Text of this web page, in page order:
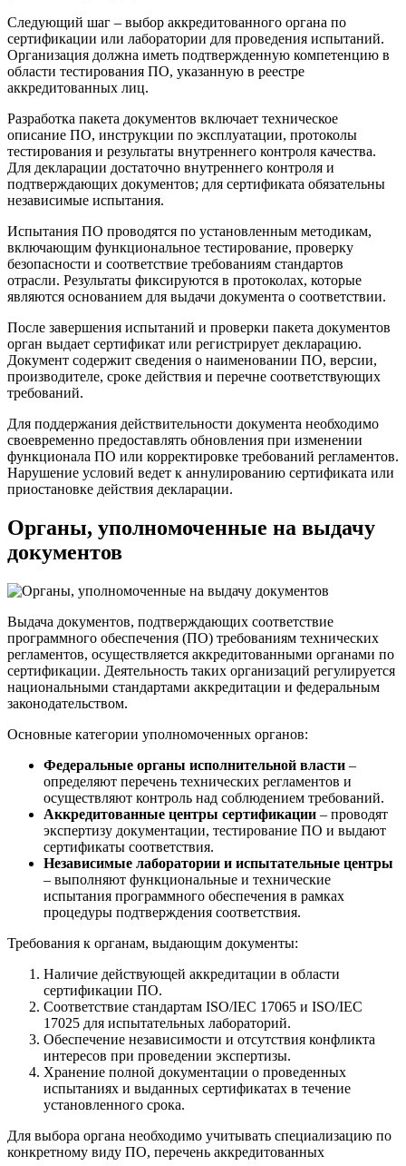
Следующий шаг – выбор аккредитованного органа по
сертификации или лаборатории для проведения испытаний.
Организация должна иметь подтвержденную компетенцию в
области тестирования ПО, указанную в реестре
аккредитованных лиц.
Разработка пакета документов включает техническое
описание ПО, инструкции по эксплуатации, протоколы
тестирования и результаты внутреннего контроля качества.
Для декларации достаточно внутреннего контроля и
подтверждающих документов; для сертификата обязательны
независимые испытания.
Испытания ПО проводятся по установленным методикам,
включающим функциональное тестирование, проверку
безопасности и соответствие требованиям стандартов
отрасли. Результаты фиксируются в протоколах, которые
являются основанием для выдачи документа о соответствии.
После завершения испытаний и проверки пакета документов
орган выдает сертификат или регистрирует декларацию.
Документ содержит сведения о наименовании ПО, версии,
производителе, сроке действия и перечне соответствующих
требований.
Для поддержания действительности документа необходимо
своевременно предоставлять обновления при изменении
функционала ПО или корректировке требований регламентов.
Нарушение условий ведет к аннулированию сертификата или
приостановке действия декларации.
Органы, уполномоченные на выдачу
документов
Выдача документов, подтверждающих соответствие
программного обеспечения (ПО) требованиям технических
регламентов, осуществляется аккредитованными органами по
сертификации. Деятельность таких организаций регулируется
национальными стандартами аккредитации и федеральным
законодательством.
Основные категории уполномоченных органов:
Федеральные органы исполнительной власти –
определяют перечень технических регламентов и
осуществляют контроль над соблюдением требований.
Аккредитованные центры сертификации – проводят
экспертизу документации, тестирование ПО и выдают
сертификаты соответствия.
Независимые лаборатории и испытательные центры
– выполняют функциональные и технические
испытания программного обеспечения в рамках
процедуры подтверждения соответствия.
Требования к органам, выдающим документы:
Наличие действующей аккредитации в области
сертификации ПО.
Соответствие стандартам ISO/IEC 17065 и ISO/IEC
17025 для испытательных лабораторий.
Обеспечение независимости и отсутствия конфликта
интересов при проведении экспертизы.
Хранение полной документации о проведенных
испытаниях и выданных сертификатах в течение
установленного срока.
Для выбора органа необходимо учитывать специализацию по
конкретному виду ПО, перечень аккредитованных